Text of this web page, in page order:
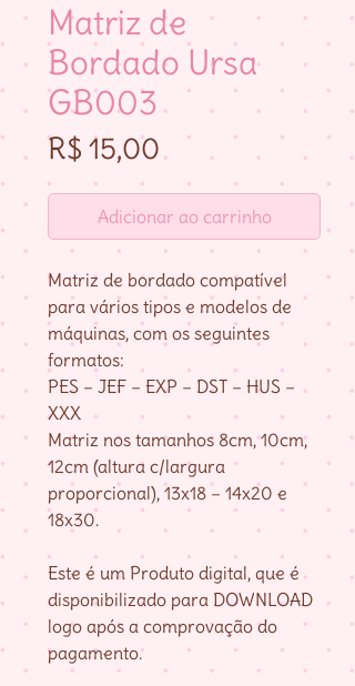
Matriz de
Bordado Ursa
GB003
R$ 15,00Preço
Adicionar ao carrinho
Matriz de bordado compatível
para vários tipos e modelos de
máquinas, com os seguintes
formatos:
PES – JEF – EXP – DST – HUS –
XXX
Matriz nos tamanhos 8cm, 10cm,
12cm (altura c/largura
proporcional), 13x18 – 14x20 e
18x30.
Este é um Produto digital, que é
disponibilizado para DOWNLOAD
logo após a comprovação do
pagamento.